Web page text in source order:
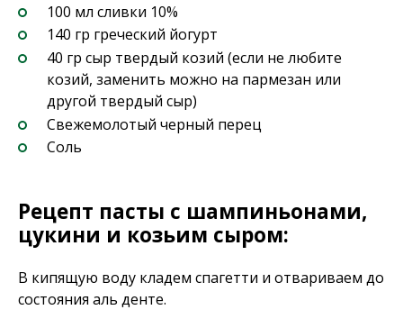
100 мл сливки 10%
140 гр греческий йогурт
40 гр сыр твердый козий (если не любите
козий, заменить можно на пармезан или
другой твердый сыр)
Свежемолотый черный перец
Соль
Рецепт пасты с шампиньонами,
цукини и козьим сыром:
В кипящую воду кладем спагетти и отвариваем до
состояния аль денте.